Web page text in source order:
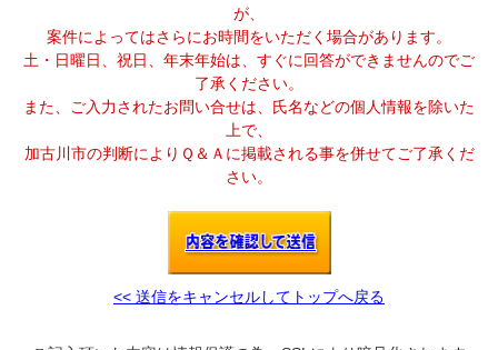
が、
案件によってはさらにお時間をいただく場合があります。
土・日曜日、祝日、年末年始は、すぐに回答ができませんのでご
了承ください。
また、ご入力されたお問い合せは、氏名などの個人情報を除いた
上で、
加古川市の判断によりＱ＆Ａに掲載される事を併せてご了承くだ
さい。
<< 送信をキャンセルしてトップへ戻る